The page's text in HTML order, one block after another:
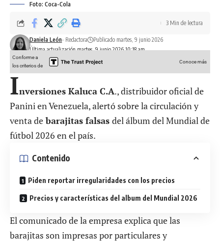
Foto: Coca-Cola
Última actualización martes, 9 junio 2026 10:18 am
Daniela León- Redactora Publicado martes, 9 junio 2026
3 Min de lectura
Conforme a
los criterios de
Conoce más
Inversiones Kaluca C.A., distribuidor oficial de
Panini en Venezuela, alertó sobre la circulación y
venta debarajitas falsas del álbum del Mundial de
fútbol 2026 en el país.
Contenido
Piden reportar irregularidades con los precios
Precios y características del album del Mundial 2026
El comunicado de la empresa explica que las
barajitas son impresas por particulares y